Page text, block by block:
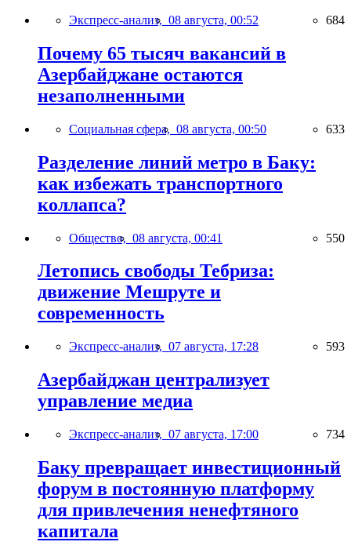
Экспресс-анализ, 08 августа, 00:52 684
Почему 65 тысяч вакансий в
Азербайджане остаются
незаполненными
Социальная сфера, 08 августа, 00:50 633
Разделение линий метро в Баку:
как избежать транспортного
коллапса?
Общество, 08 августа, 00:41 550
Летопись свободы Тебриза:
движение Мешруте и
современность
Экспресс-анализ, 07 августа, 17:28 593
Азербайджан централизует
управление медиа
Экспресс-анализ, 07 августа, 17:00 734
Баку превращает инвестиционный
форум в постоянную платформу
для привлечения ненефтяного
капитала